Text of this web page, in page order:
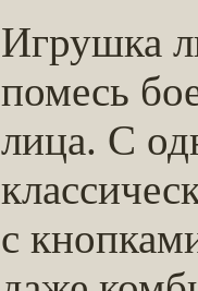
Игрушка
помесь
лица. С
с